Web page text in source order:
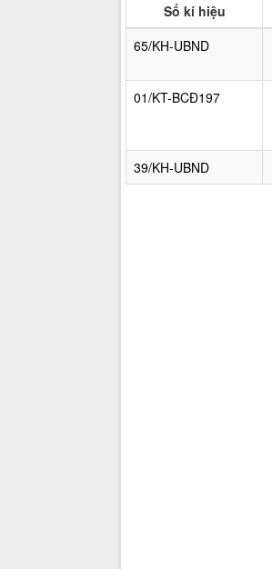
Số kí hiệu
65/KH-UBND
01/KT-BCĐ197
39/KH-UBND